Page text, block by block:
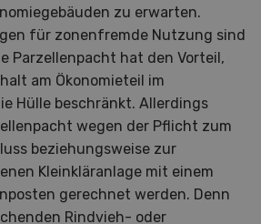
zu erwarten.
für zonenfremde Nutzung sind
Parzellenpacht hat den Vorteil,
am Ökonomieteil im
Hülle beschränkt. Allerdings
wegen der Pflicht zum
beziehungsweise zur
Kleinkläranlage mit einem
gerechnet werden. Denn
Rindvieh- oder